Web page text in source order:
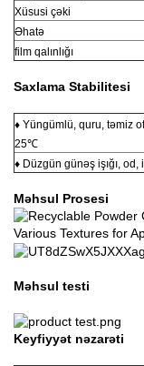
Xüsusi çəki
Əhatə
film qalınlığı
Saxlama Stabilitesi
♦ Yüngümlü, quru, təmiz
25℃
♦ Düzgün günəş işığı,
Məhsul Prosesi
Məhsul testi
Keyfiyyət nəzarəti